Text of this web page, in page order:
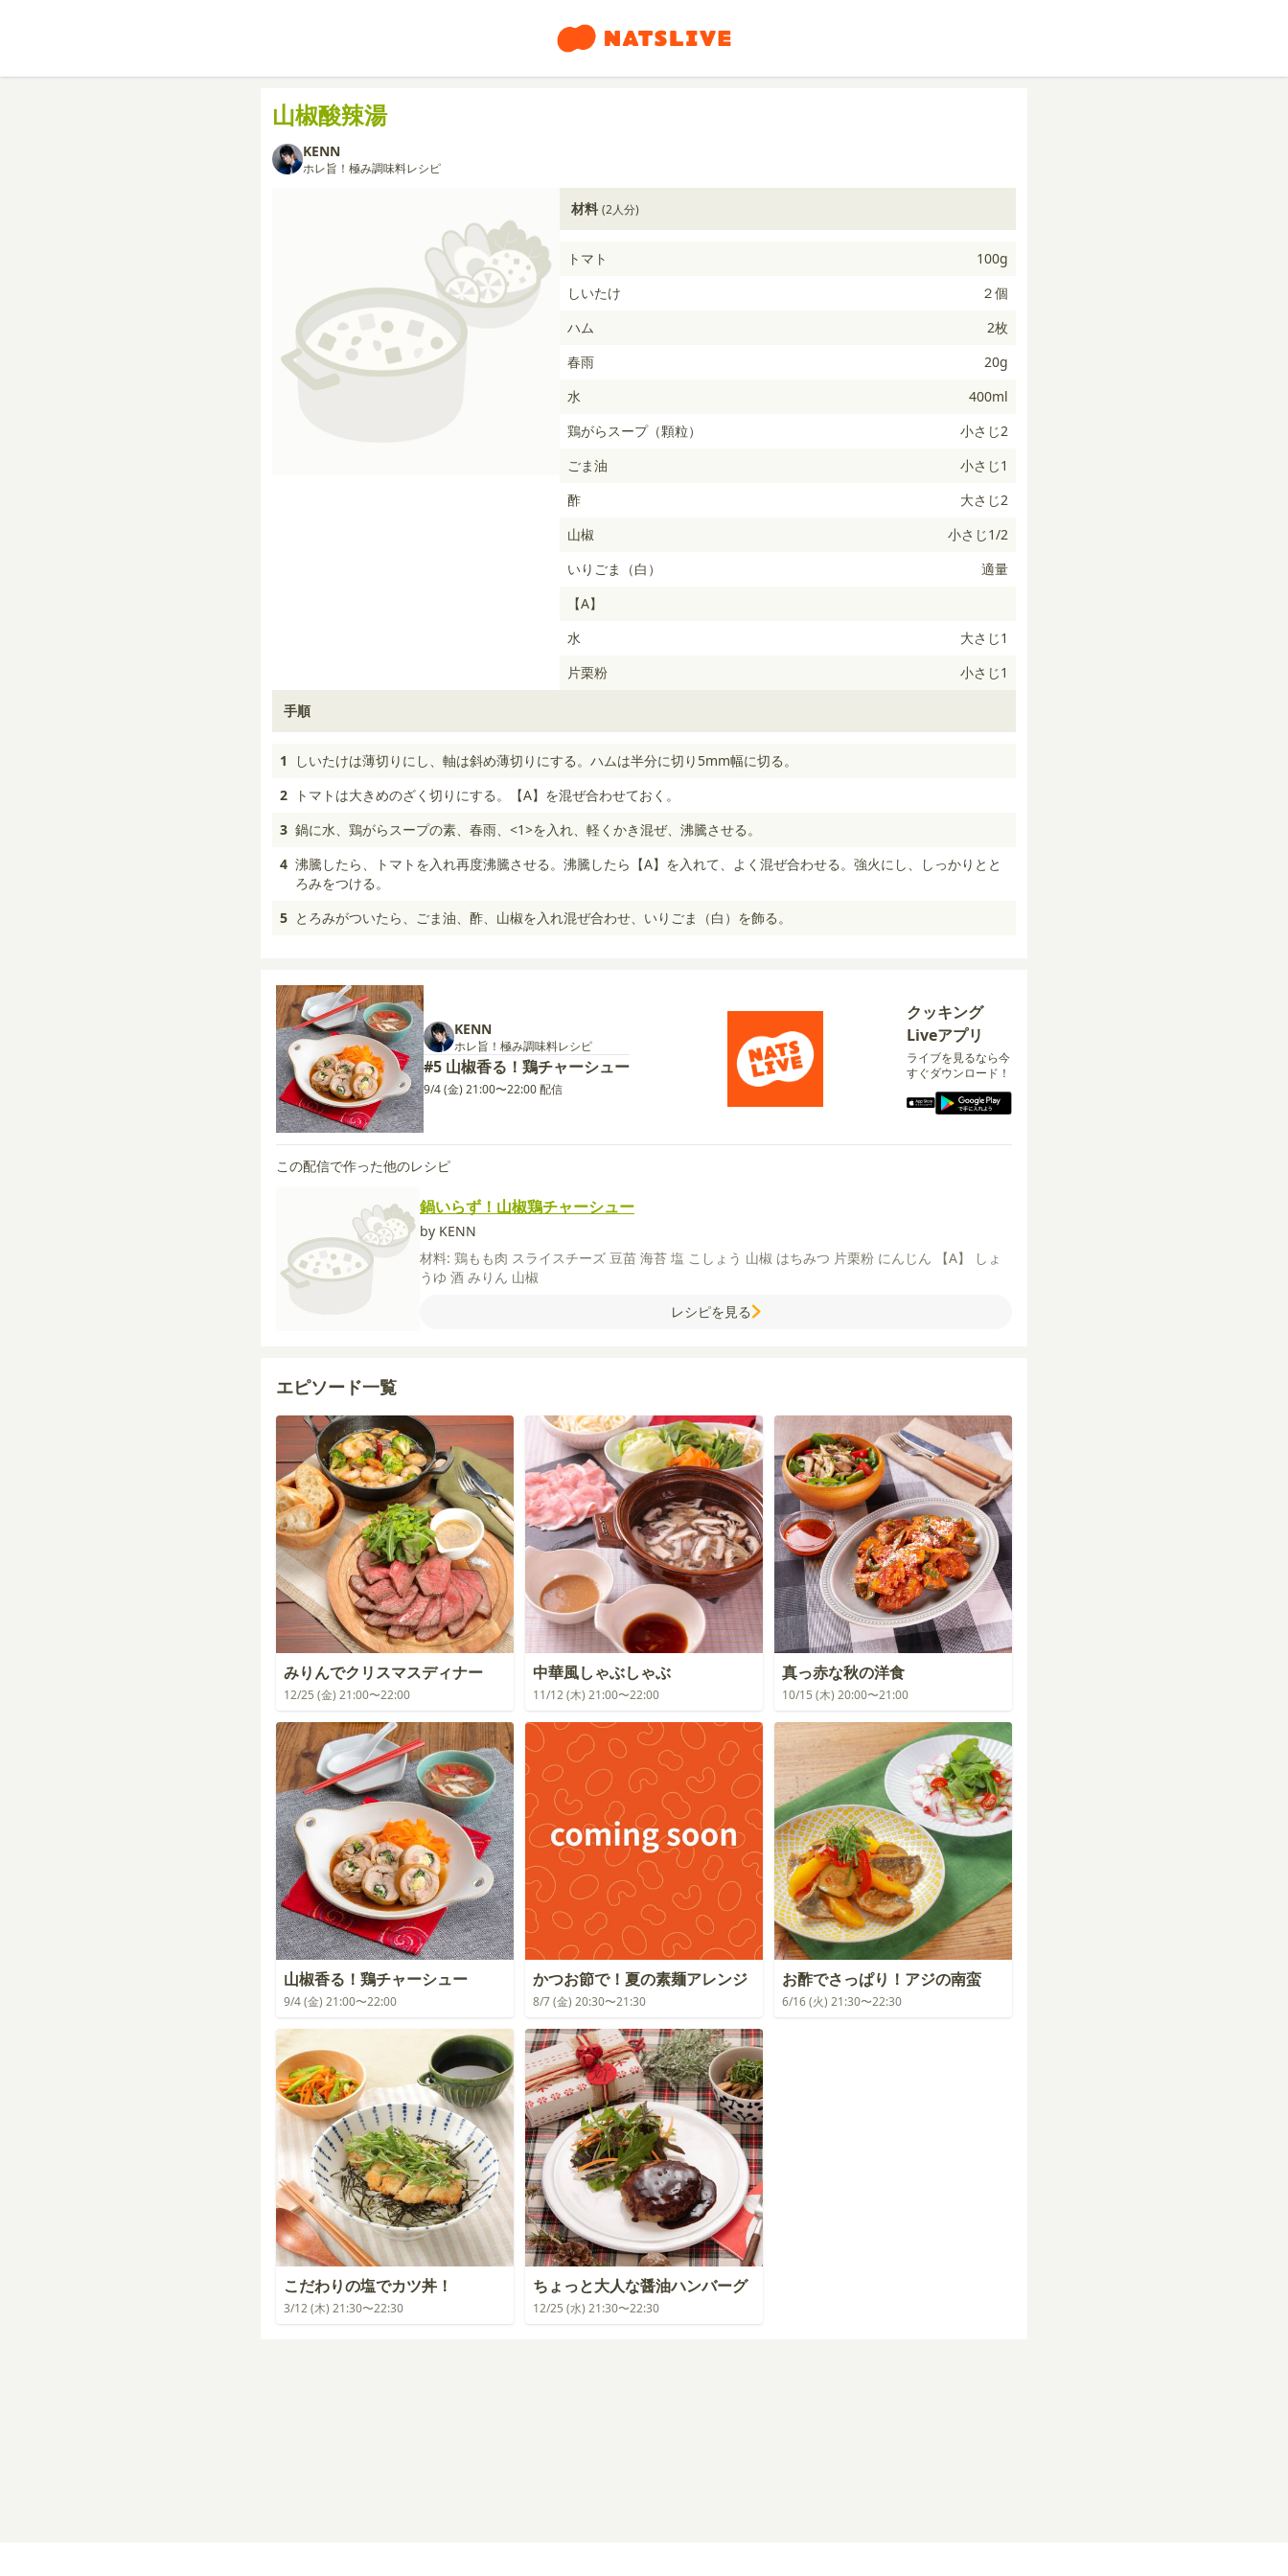
山椒酸辣湯
KENN
ホレ旨！極み調味料レシピ
材料 (2人分)
トマト
100g
しいたけ
２個
ハム
2枚
春雨
20g
水
400ml
鶏がらスープ（顆粒）
小さじ2
ごま油
小さじ1
酢
大さじ2
山椒
小さじ1/2
いりごま（白）
適量
【A】
水
大さじ1
片栗粉
小さじ1
手順
1
しいたけは薄切りにし、軸は斜め薄切りにする。ハムは半分に切り5mm幅に切る。
2
トマトは大きめのざく切りにする。【A】を混ぜ合わせておく。
3 鍋に水、鶏がらスープの素、春雨、<1>を入れ、軽くかき混ぜ、沸騰させる。
4 沸騰したら、トマトを入れ再度沸騰させる。沸騰したら【A】を入れて、よく混ぜ合わせる。強火にし、しっかりとと
ろみをつける。
5 とろみがついたら、ごま油、酢、山椒を入れ混ぜ合わせ、いりごま（白）を飾る。
KENN
ホレ旨！極み調味料レシピ
#5 山椒香る！鶏チャーシュー
9/4 (金) 21:00〜22:00 配信
クッキング
Liveアプリ
ライブを見るなら今
すぐダウンロード！
この配信で作った他のレシピ
鍋いらず！山椒鶏チャーシュー
by KENN
材料: 鶏もも肉 スライスチーズ 豆苗 海苔 塩 こしょう 山椒 はちみつ 片栗粉 にんじん 【A】
しょ
うゆ 酒 みりん 山椒
レシピを見る
エピソード一覧
みりんでクリスマスディナー
12/25 (金) 21:00〜22:00
中華風しゃぶしゃぶ
11/12 (木) 21:00〜22:00
真っ赤な秋の洋食
10/15 (木) 20:00〜21:00
山椒香る！鶏チャーシュー
9/4 (金) 21:00〜22:00
かつお節で！夏の素麺アレンジ
8/7 (金) 20:30〜21:30
お酢でさっぱり！アジの南蛮
6/16 (火) 21:30〜22:30
こだわりの塩でカツ丼！
3/12 (木) 21:30〜22:30
ちょっと大人な醤油ハンバーグ
12/25 (水) 21:30〜22:30